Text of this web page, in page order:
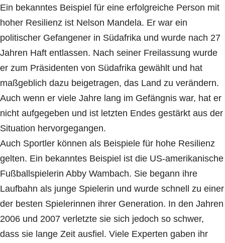
Ein bekanntes Beispiel für eine erfolgreiche Person mit
hoher Resilienz ist Nelson Mandela. Er war ein
politischer Gefangener in Südafrika und wurde nach 27
Jahren Haft entlassen. Nach seiner Freilassung wurde
er zum Präsidenten von Südafrika gewählt und hat
maßgeblich dazu beigetragen, das Land zu verändern.
Auch wenn er viele Jahre lang im Gefängnis war, hat er
nicht aufgegeben und ist letzten Endes gestärkt aus der
Situation hervorgegangen.
Auch Sportler können als Beispiele für hohe Resilienz
gelten. Ein bekanntes Beispiel ist die US-amerikanische
Fußballspielerin Abby Wambach. Sie begann ihre
Laufbahn als junge Spielerin und wurde schnell zu einer
der besten Spielerinnen ihrer Generation. In den Jahren
2006 und 2007 verletzte sie sich jedoch so schwer,
dass sie lange Zeit ausfiel. Viele Experten gaben ihr